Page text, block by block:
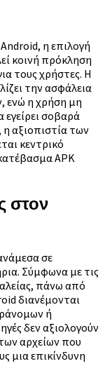
η επιλογή
κοινή πρόκληση
τους χρήστες. Η
την ασφάλεια
ενώ η χρήση μη
σοβαρά
αξιοπιστία των
κεντρικό
APK
στον
σε
Σύμφωνα με τις
πάνω από
διανέμονται
ή
δεν αξιολογούν
αρχείων που
μια επικίνδυνη